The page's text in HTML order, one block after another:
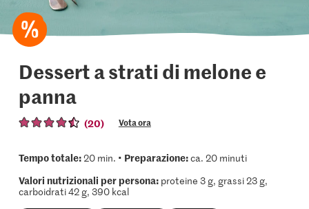
Dessert a strati di melone e
panna
(20) Vota ora
Tempo totale:20 min. • Preparazione:ca. 20 minuti
Valori nutrizionali per persona:proteine 3 g, grassi 23 g,
carboidrati 42 g, 390 kcal